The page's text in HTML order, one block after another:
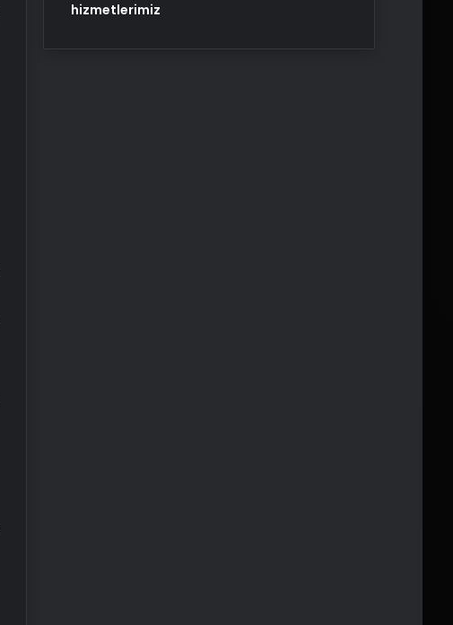
hizmetlerimiz